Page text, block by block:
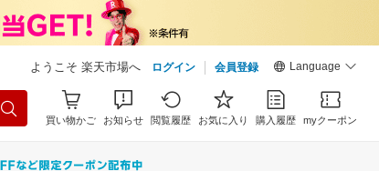
ようこそ 楽天市場へ ログイン 会員登録 Language
買い物かご お知らせ 閲覧履歴 お気に入り 購入履歴 myクーポン